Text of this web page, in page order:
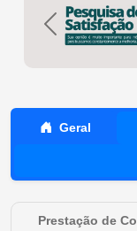
Previous
Geral
Prestação de